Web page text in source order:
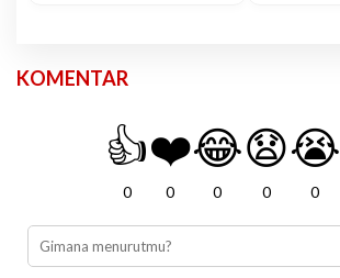
KOMENTAR
👍
0
❤️
0
😂
0
😧
0
😭
0